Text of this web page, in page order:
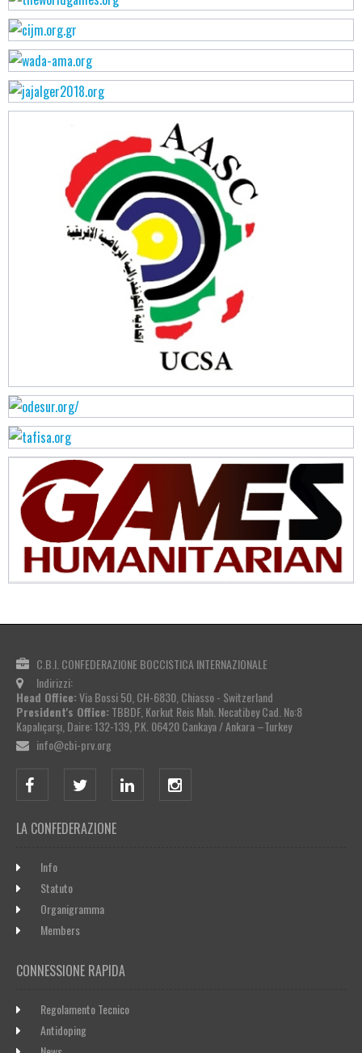
C.B.I. CONFEDERAZIONE BOCCISTICA INTERNAZIONALE
Indirizzi:
Head Office:Via Bossi 50, CH-6830, Chiasso - Switzerland
President's Office: TBBDF, Korkut Reis Mah. Necatibey Cad. No:8
Kapalıçarşı, Daire: 132-139, P.K. 06420 Cankaya / Ankara –Turkey
info@cbi-prv.org
LA CONFEDERAZIONE
Info
Statuto
Organigramma
Members
CONNESSIONE RAPIDA
Regolamento Tecnico
Antidoping